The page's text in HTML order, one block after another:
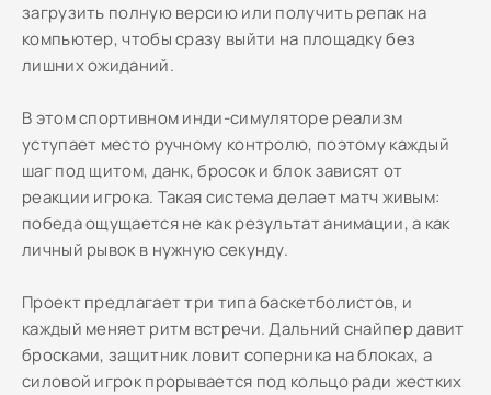
загрузить полную версию или получить репак на
компьютер, чтобы сразу выйти на площадку без
лишних ожиданий.
В этом спортивном инди-симуляторе реализм
уступает место ручному контролю, поэтому каждый
шаг под щитом, данк, бросок и блок зависят от
реакции игрока. Такая система делает матч живым:
победа ощущается не как результат анимации, а как
личный рывок в нужную секунду.
Проект предлагает три типа баскетболистов, и
каждый меняет ритм встречи. Дальний снайпер давит
бросками, защитник ловит соперника на блоках, а
силовой игрок прорывается под кольцо ради жестких